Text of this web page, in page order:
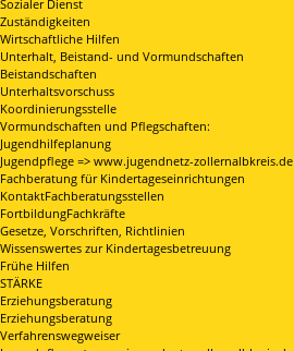
Sozialer Dienst
Zuständigkeiten
Wirtschaftliche Hilfen
Unterhalt, Beistand- und Vormundschaften
Beistandschaften
Unterhaltsvorschuss
Koordinierungsstelle
Vormundschaften und Pflegschaften:
Jugendhilfeplanung
Jugendpflege => www.jugendnetz-zollernalbkreis.de
Fachberatung für Kindertageseinrichtungen
KontaktFachberatungsstellen
FortbildungFachkräfte
Gesetze, Vorschriften, Richtlinien
Wissenswertes zur Kindertagesbetreuung
Frühe Hilfen
STÄRKE
Erziehungsberatung
Erziehungsberatung
Verfahrenswegweiser